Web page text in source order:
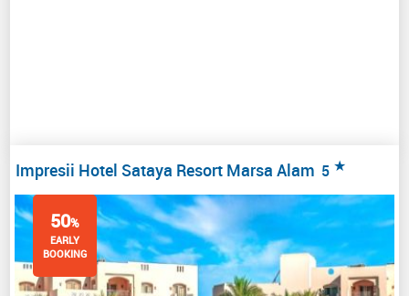
Impresii Hotel Sataya Resort Marsa Alam 5 ★
50%
EARLY
BOOKING